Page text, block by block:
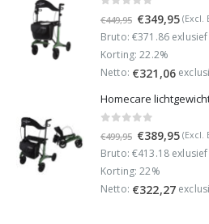
€449,95
prijs
was:
€449,95.
€349,95
prijs
(Excl.
Bruto: €371.86
Korting: 22.2%
Netto: €321,06
out of 5
€499,95
prijs
was:
€499,95.
€389,95
prijs
(Excl.
Bruto: €413.18
Korting: 22%
Netto: €322,27